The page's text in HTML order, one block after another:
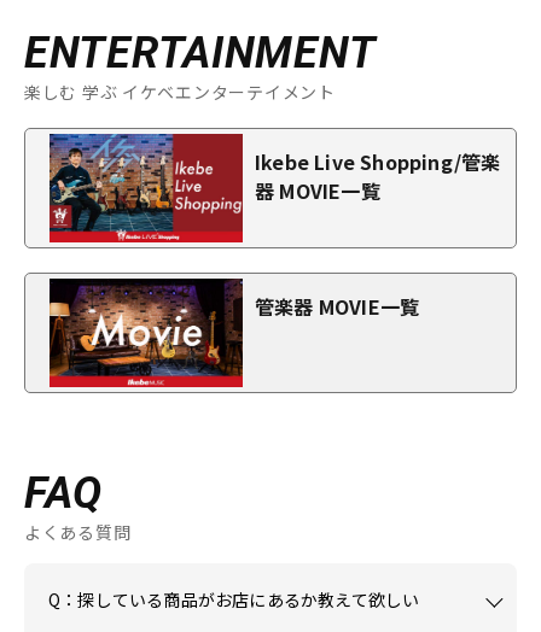
ENTERTAINMENT
楽しむ 学ぶ イケベエンターテイメント
Ikebe Live Shopping/管楽
器 MOVIE一覧
管楽器 MOVIE一覧
FAQ
よくある質問
Q：探している商品がお店にあるか教えて欲しい